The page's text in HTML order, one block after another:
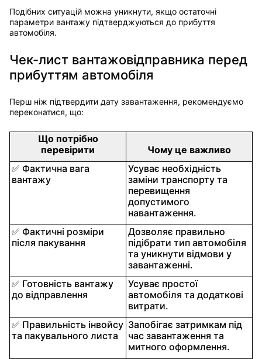
Подібних ситуацій можна уникнути, якщо остаточні
параметри вантажу підтверджуються до прибуття
автомобіля.
Чек-лист вантажовідправника перед
прибуттям автомобіля
Перш ніж підтвердити дату завантаження, рекомендуємо
переконатися, що:
Що потрібно
перевірити
Чому це важливо
✅ Фактична вага
вантажу
Усуває необхідність
заміни транспорту та
перевищення
допустимого
навантаження.
✅ Фактичні розміри
після пакування
Дозволяє правильно
підібрати тип автомобіля
та уникнути відмови у
завантаженні.
✅ Готовність вантажу
до відправлення
Усуває простої
автомобіля та додаткові
витрати.
✅ Правильність інвойсу
та пакувального листа
Запобігає затримкам під
час завантаження та
митного оформлення.